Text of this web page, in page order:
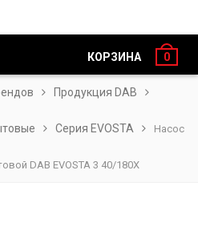
КОРЗИНА 0
Продукция DAB
Серия EVOSTA Насос
DAB EVOSTA 3 40/180X